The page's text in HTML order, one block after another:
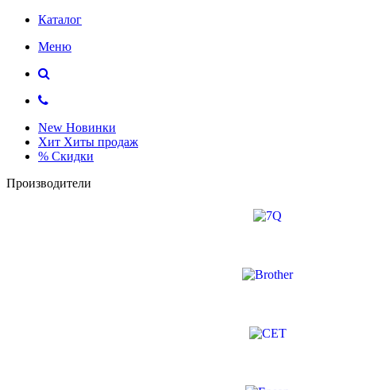
Каталог
Меню
New Новинки
Хит Хиты продаж
% Скидки
Производители